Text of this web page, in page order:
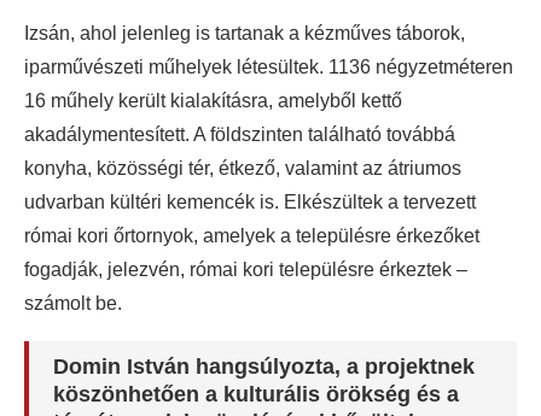
Izsán, ahol jelenleg is tartanak a kézműves táborok,
iparművészeti műhelyek létesültek. 1136 négyzetméteren
16 műhely került kialakításra, amelyből kettő
akadálymentesített. A földszinten található továbbá
konyha, közösségi tér, étkező, valamint az átriumos
udvarban kültéri kemencék is. Elkészültek a tervezett
római kori őrtornyok, amelyek a településre érkezőket
fogadják, jelezvén, római kori településre érkeztek –
számolt be.
Domin István hangsúlyozta, a projektnek
köszönhetően a kulturális örökség és a